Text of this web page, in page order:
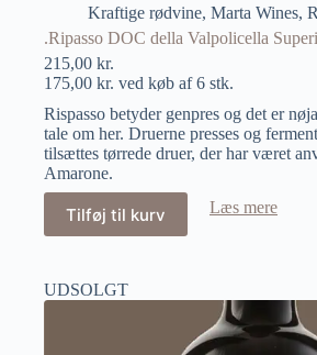
Kraftige rødvine, Marta Wines,
.Ripasso DOC della Valpolicella
215,00 kr.
175,00 kr. ved køb af 6 stk.
Rispasso betyder genpres og det er
tale om her. Druerne presses og
tilsættes tørrede druer, der har været
Amarone.
Tilføj til kurv Læs mere
UDSOLGT